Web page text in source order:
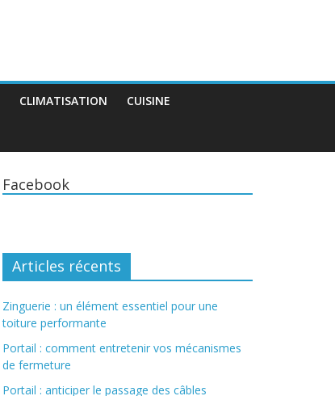
CLIMATISATION CUISINE
Facebook
Articles récents
Zinguerie : un élément essentiel pour une
toiture performante
Portail : comment entretenir vos mécanismes
de fermeture
Portail : anticiper le passage des câbles